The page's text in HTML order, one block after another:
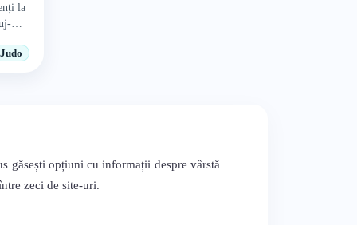
la
Judo
găsești opțiuni cu informații despre vârstă
zeci de site-uri.